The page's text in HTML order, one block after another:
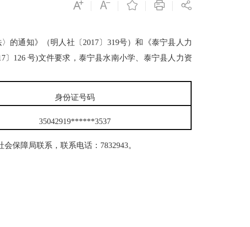
通知》（明人社〔2017〕319号）和《泰宁县人力
126 号)文件要求，泰宁县水南小学、泰宁县人力资
身份证号码
35042919******3537
保障局联系，联系电话：7832943。